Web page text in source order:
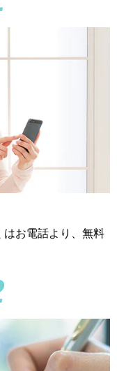
はお電話より、無料